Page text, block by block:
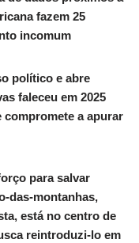
fazem 25
incomum
político e abre
faleceu em 2025
a apurar
para salvar
das-montanhas,
está no centro de
reintroduzi-lo em